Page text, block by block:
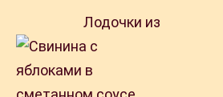
Лодочки из